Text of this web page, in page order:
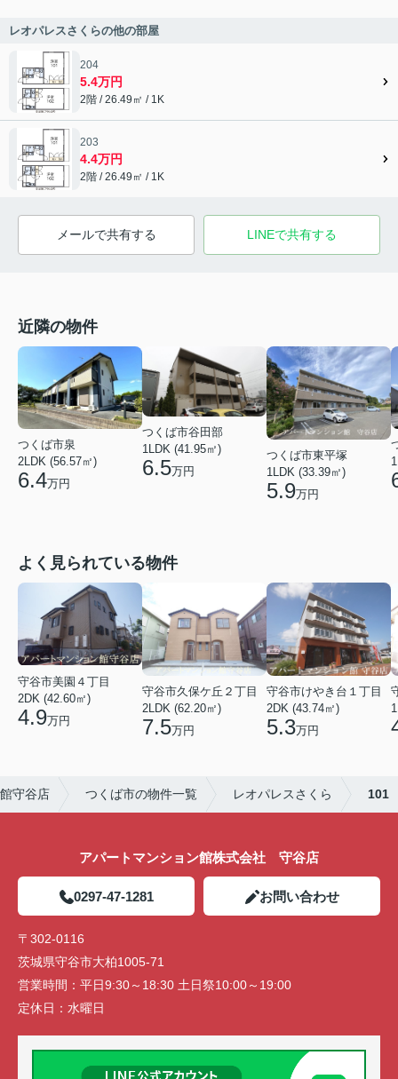
レオパレスさくらの他の部屋
204
5.4万円
2階 / 26.49㎡ / 1K
203
4.4万円
2階 / 26.49㎡ / 1K
メールで共有する LINEで共有する
近隣の物件
つくば市泉
2LDK (56.57㎡)
6.4万円
つくば市谷田部
1LDK (41.95㎡)
6.5万円
つくば市東平塚
1LDK (33.39㎡)
5.9万円
よく見られている物件
守谷市美園４丁目
2DK (42.60㎡)
4.9万円
守谷市久保ケ丘２丁目
2LDK (62.20㎡)
7.5万円
守谷市けやき台１丁目
2DK (43.74㎡)
5.3万円
守谷店 つくば市の物件一覧 レオパレスさくら 101
アパートマンション館株式会社 守谷店
0297-47-1281 お問い合わせ
〒302-0116
茨城県守谷市大柏1005-71
営業時間： 平日9:30～18:30 土日祭10:00～19:00
定休日： 水曜日